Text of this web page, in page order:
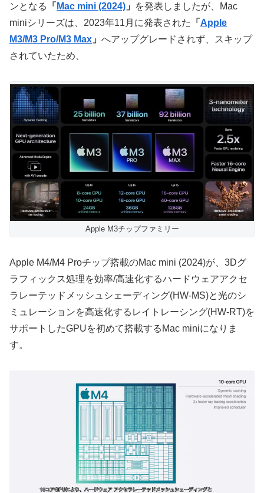
ンとなる
「 Mac mini (2024) 」
を発表しましたが、Mac
miniシリーズは、2023年11月に発表された
「 Apple
M3/M3 Pro/M3 Max 」 へアップグレードされず、スキップ
されていたため、
Apple M3チップファミリー
Apple M4/M4 Proチップ搭載のMac mini (2024)が、3Dグ
ラフィックス処理を効率/高速化するハードウェアアクセ
ラレーテッドメッシュシェーディング(HW-MS)と光のシ
ミュレーションを高速化するレイトレーシング(HW-RT)を
サポートしたGPUを初めて搭載するMac miniになりま
す。